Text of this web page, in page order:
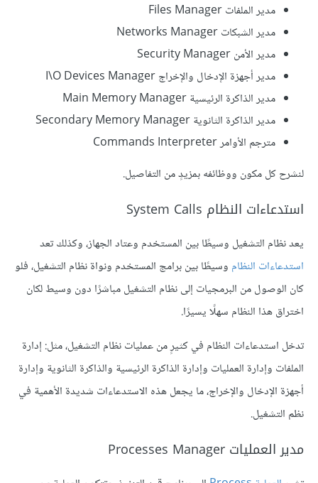
مدير الملفات Files Manager
مدير الشبكات Networks Manager
مدير الأمن Security Manager
مدير أجهزة الإدخال والإخراج I\O Devices Manager
مدير الذاكرة الرئيسية Main Memory Manager
مدير الذاكرة الثانوية Secondary Memory Manager
مترجم الأوامر Commands Interpreter
لنشرح كل مكون ووظائفه بمزيدٍ من التفاصيل.
استدعاءات النظام System Calls
يعد نظام التشغيل وسيطًا بين المستخدم وعتاد الجهاز، وكذلك تعد
استدعاءات النظام وسيطًا بين برامج المستخدم ونواة نظام التشغيل، فلو
كان الوصول من البرمجيات إلى نظام التشغيل مباشرًا دون وسيط لكان
اختراق هذا النظام سهلًا يسيرًا.
تدخل استدعاءات النظام في كثيرٍ من عمليات نظام التشغيل، مثل: إدارة
الملفات وإدارة العمليات وإدارة الذاكرة الرئيسية والذاكرة الثانوية وإدارة
أجهزة الإدخال والإخراج، ما يجعل هذه الاستدعاءات شديدة الأهمية في
نظم التشغيل.
مدير العمليات Processes Manager